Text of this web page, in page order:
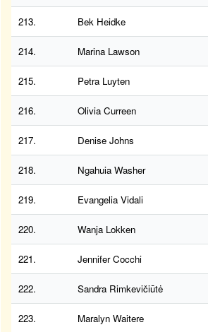
213. Bek Heidke
214. Marina Lawson
215. Petra Luyten
216. Olivia Curreen
217. Denise Johns
218. Ngahuia Washer
219. Evangelia Vidali
220. Wanja Lokken
221. Jennifer Cocchi
222. Sandra Rimkevičiūtė
223. Maralyn Waitere